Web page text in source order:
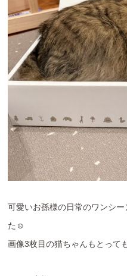
可愛いお孫様の日常のワンシ
た☺
画像3枚目の猫ちゃんもとって